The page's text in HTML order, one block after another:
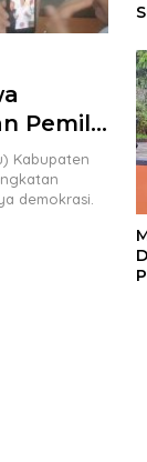
Pemilu
Kabupaten
demokrasi.